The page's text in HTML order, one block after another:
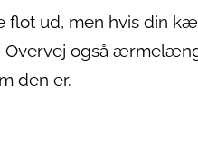
flot ud, men hvis din
også
den er.